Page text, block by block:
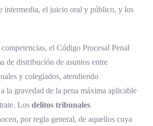
intermedia, el juicio oral y público, y los
el Código Procesal Penal
de distribución de asuntos entre
y colegiados, atendiendo
la gravedad de la pena máxima aplicable
Los delitos tribunales
por regla general, de aquellos cuya